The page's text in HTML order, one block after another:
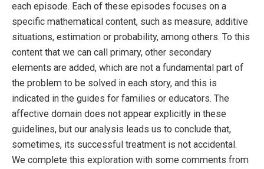
each episode. Each of these episodes focuses on a
specific mathematical content, such as measure, additive
situations, estimation or probability, among others. To this
content that we can call primary, other secondary
elements are added, which are not a fundamental part of
the problem to be solved in each story, and this is
indicated in the guides for families or educators. The
affective domain does not appear explicitly in these
guidelines, but our analysis leads us to conclude that,
sometimes, its successful treatment is not accidental.
We complete this exploration with some comments from